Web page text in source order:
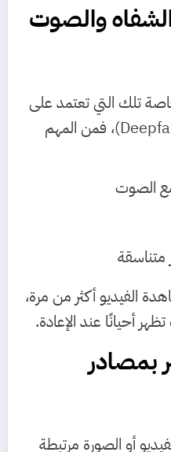
والصوت
تلك التي تعتمد على
تقنية “التزييف العميق” (Deepfake)، فمن المهم
الصوت
متناسقة
الفيديو أكثر من مرة،
أحيانًا عند الإعادة.
بمصادر
أو الصورة مرتبطة